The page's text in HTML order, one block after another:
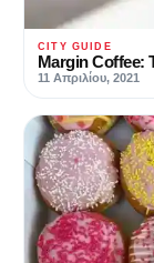
CITY GUIDE
Margin Coffee:
11 Απριλίου, 2021